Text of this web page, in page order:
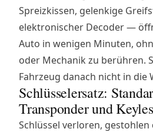
Spreizkissen, gelenkige
elektronischer Decoder —
Auto in wenigen Minuten,
oder Mechanik zu berühren.
Fahrzeug danach nicht in die
Schlüsselersatz:
Transponder und
Schlüssel verloren, gestohlen